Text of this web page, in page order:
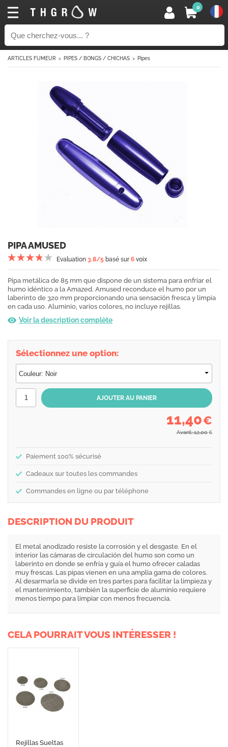
0
ARTICLES FUMEUR PIPES / BONGS / CHICHAS Pipes
PIPA AMUSED
Evaluation 3.8/5 basé sur6 voix
Pipa metálica de 85 mm que dispone de un sistema para enfriar el
humo idéntico a la Amazed. Amused reconduce el humo por un
laberinto de 320 mm proporcionando una sensación fresca y limpia
en cada uso. Aluminio, varios colores, no incluye rejillas.
Voir la description complète
Sélectionnez une option:
11,40€
Avant: 12,00 €
Paiement 100% sécurisé
Cadeaux sur toutes les commandes
Commandes en ligne ou par téléphone
DESCRIPTION DU PRODUIT
El metal anodizado resiste la corrosión y el desgaste. En el
interior las cámaras de circulación del humo son como un
laberinto en donde se enfría y guía el humo ofrecer caladas
muy frescas. Las pipas vienen en una amplia gama de colores.
Al desarmarla se divide en tres partes para facilitar la limpieza y
el mantenimiento, también la superficie de aluminio requiere
menos tiempo para limpiar con menos frecuencia.
CELA POURRAIT VOUS INTÉRESSER !
Rejillas Sueltas